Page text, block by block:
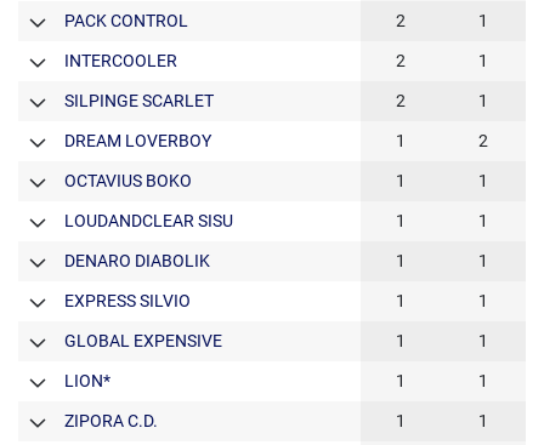
PACK CONTROL 2 1
INTERCOOLER 2 1
SILPINGE SCARLET 2 1
DREAM LOVERBOY 1 2
OCTAVIUS BOKO 1 1
LOUDANDCLEAR SISU 1 1
DENARO DIABOLIK 1 1
EXPRESS SILVIO 1 1
GLOBAL EXPENSIVE 1 1
LION* 1 1
ZIPORA C.D. 1 1